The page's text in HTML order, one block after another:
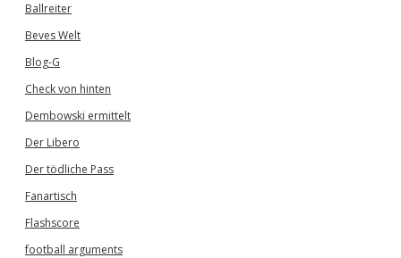
Ballreiter
Beves Welt
Blog-G
Check von hinten
Dembowski ermittelt
Der Libero
Der tödliche Pass
Fanartisch
Flashscore
football arguments